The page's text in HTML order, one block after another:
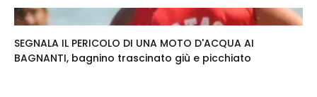
SEGNALA IL PERICOLO DI UNA MOTO D'ACQUA AI
BAGNANTI, bagnino trascinato giù e picchiato